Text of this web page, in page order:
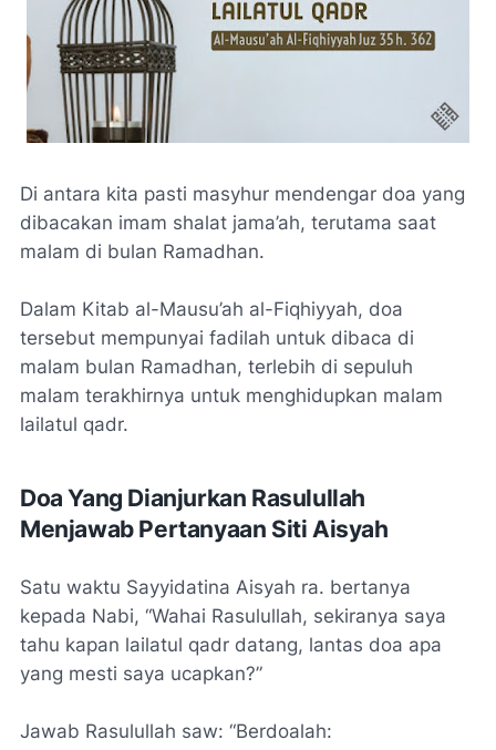
Di antara kita pasti masyhur mendengar doa yang
dibacakan imam shalat jama’ah, terutama saat
malam di bulan Ramadhan.
Dalam Kitab al-Mausu’ah al-Fiqhiyyah, doa
tersebut mempunyai fadilah untuk dibaca di
malam bulan Ramadhan, terlebih di sepuluh
malam terakhirnya untuk menghidupkan malam
lailatul qadr.
Doa Yang Dianjurkan Rasulullah
Menjawab Pertanyaan Siti Aisyah
Satu waktu Sayyidatina Aisyah ra. bertanya
kepada Nabi, “Wahai Rasulullah, sekiranya saya
tahu kapan lailatul qadr datang, lantas doa apa
yang mesti saya ucapkan?”
Jawab Rasulullah saw: “Berdoalah: